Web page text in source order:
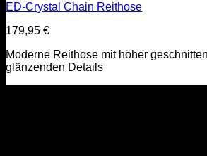
ED-Crystal Chain Reithose
179,95 €
Moderne Reithose mit höher
glänzenden Details